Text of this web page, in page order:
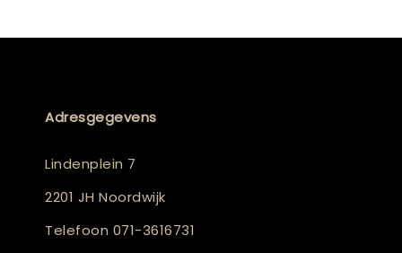
Adresgegevens
Lindenplein 7
2201 JH Noordwijk
Telefoon 071-3616731